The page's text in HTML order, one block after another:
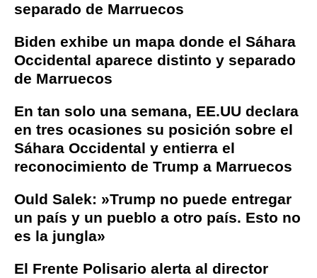
separado de Marruecos
Biden exhibe un mapa donde el Sáhara
Occidental aparece distinto y separado
de Marruecos
En tan solo una semana, EE.UU declara
en tres ocasiones su posición sobre el
Sáhara Occidental y entierra el
reconocimiento de Trump a Marruecos
Ould Salek: »Trump no puede entregar
un país y un pueblo a otro país. Esto no
es la jungla»
El Frente Polisario alerta al director